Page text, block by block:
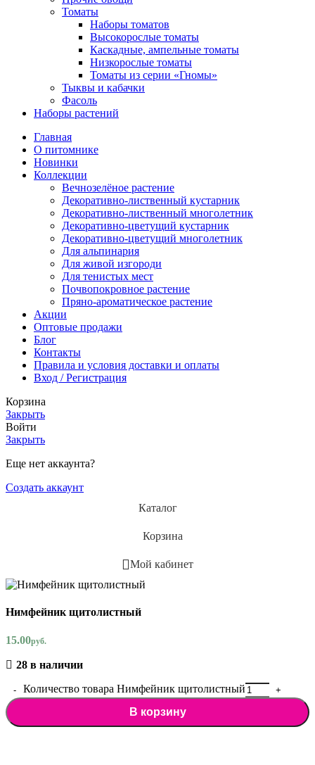
Томаты
Наборы томатов
Высокорослые томаты
Каскадные, ампельные томаты
Низкорослые томаты
Томаты из серии «Гномы»
Тыквы и кабачки
Фасоль
Наборы растений
Главная
О питомнике
Новинки
Коллекции
Вечнозелёное растение
Декоративно-лиственный кустарник
Декоративно-лиственный многолетник
Декоративно-цветущий кустарник
Декоративно-цветущий многолетник
Для альпинария
Для живой изгороди
Для тенистых мест
Почвопокровное растение
Пряно-ароматическое растение
Акции
Оптовые продажи
Блог
Контакты
Правила и условия доставки и оплаты
Вход / Регистрация
Корзина
Закрыть
Войти
Закрыть
Еще нет аккаунта?
Создать аккаунт
Каталог
Корзина
Мой кабинет
Нимфейник щитолистный
15.00руб.
28 в наличии
Количество товара Нимфейник щитолистный
В корзину